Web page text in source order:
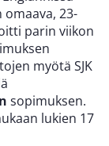
23-
parin viikon
myötä SJK
sopimuksen.
lukien 17